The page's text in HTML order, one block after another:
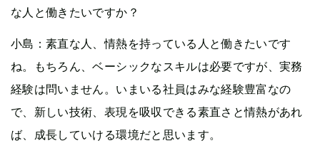
な人と働きたいですか？
小島：素直な人、情熱を持っている人と働きたいです
ね。もちろん、ベーシックなスキルは必要ですが、実務
経験は問いません。いまいる社員はみな経験豊富なの
で、新しい技術、表現を吸収できる素直さと情熱があれ
ば、成長していける環境だと思います。